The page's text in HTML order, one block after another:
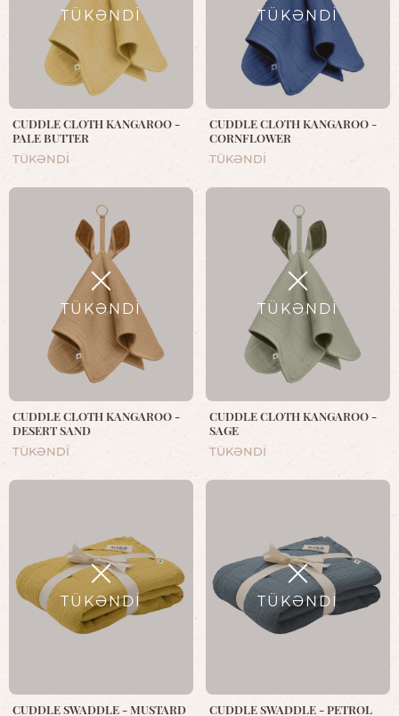
TÜKƏNDİ
CUDDLE CLOTH KANGAROO -
PALE BUTTER
TÜKƏNDİ
TÜKƏNDİ
CUDDLE CLOTH KANGAROO -
CORNFLOWER
TÜKƏNDİ
TÜKƏNDİ
CUDDLE CLOTH KANGAROO -
DESERT SAND
TÜKƏNDİ
TÜKƏNDİ
CUDDLE CLOTH KANGAROO -
SAGE
TÜKƏNDİ
TÜKƏNDİ
CUDDLE SWADDLE - MUSTARD
TÜKƏNDİ
CUDDLE SWADDLE - PETROL